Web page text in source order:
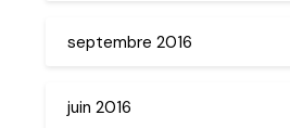
septembre 2016
juin 2016